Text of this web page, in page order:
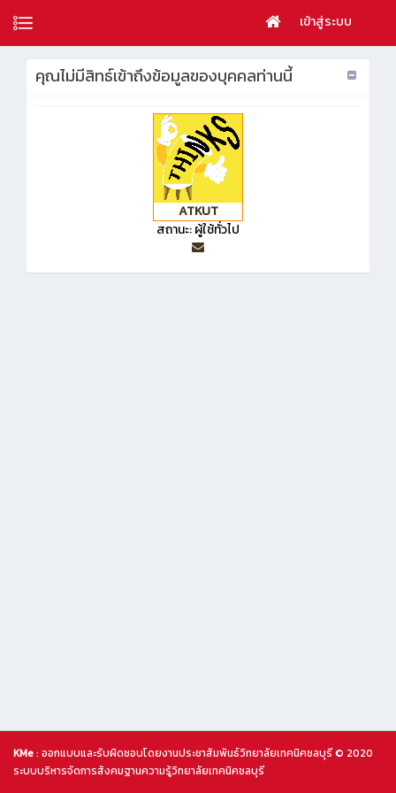
เข้าสู่ระบบ
คุณไม่มีสิทธ์เข้าถึงข้อมูลของบุคคลท่านนี้
ATKUT
สถานะ: ผู้ใช้ทั่วไป
KMe: ออกแบบและรับผิดชอบโดยงานประชาสัมพันธ์วิทยาลัยเทคนิคชลบุรี © 2020
ระบบบริหารจัดการสังคมฐานความรู้วิทยาลัยเทคนิคชลบุรี